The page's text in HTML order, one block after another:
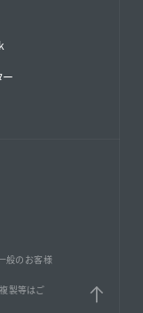
ー
般のお客様
製等はご